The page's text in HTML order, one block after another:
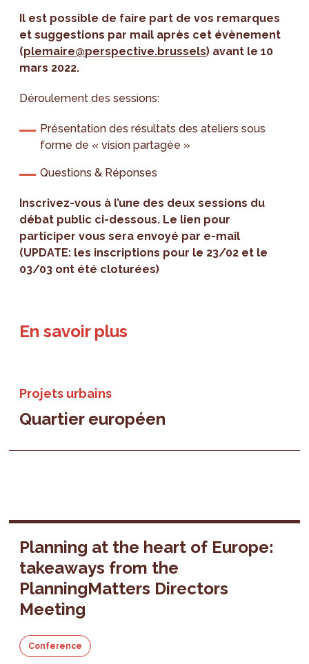
Il est possible de faire part de vos remarques
et suggestions par mail après cet évènement
(plemaire@perspective.brussels) avant le 10
mars 2022.
Déroulement des sessions:
Présentation des résultats des ateliers sous
forme de « vision partagée »
Questions & Réponses
Inscrivez-vous à l’une des deux sessions du
débat public ci-dessous. Le lien pour
participer vous sera envoyé par e-mail
(UPDATE: les inscriptions pour le 23/02 et le
03/03 ont été cloturées)
En savoir plus
Projets urbains
Quartier européen
Planning at the heart of Europe:
takeaways from the
PlanningMatters Directors
Meeting
Conference